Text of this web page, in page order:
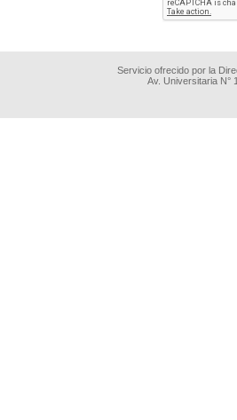
Servicio ofrecido por la
Av. Universitaria N°